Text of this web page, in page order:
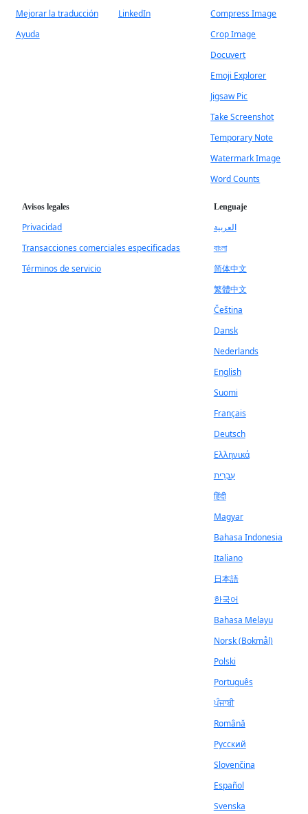
Mejorar la traducción
Ayuda
LinkedIn
Compress Image
Crop Image
Docuvert
Emoji Explorer
Jigsaw Pic
Take Screenshot
Temporary Note
Watermark Image
Word Counts
Avisos legales
Privacidad
Transacciones comerciales especificadas
Términos de servicio
Lenguaje
العربية
বাংলা
简体中文
繁體中文
Čeština
Dansk
Nederlands
English
Suomi
Français
Deutsch
Ελληνικά
עִבְרִית
हिंदी
Magyar
Bahasa Indonesia
Italiano
日本語
한국어
Bahasa Melayu
Norsk (Bokmål)
Polski
Português
ਪੰਜਾਬੀ
Română
Русский
Slovenčina
Español
Svenska